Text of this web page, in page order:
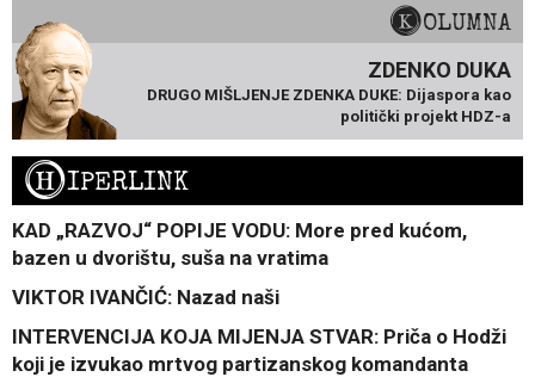
KOLUMNA
ZDENKO DUKA
DRUGO MIŠLJENJE ZDENKA DUKE: Dijaspora kao
politički projekt HDZ-a
HIPERLINK
KAD „RAZVOJ“ POPIJE VODU: More pred kućom,
bazen u dvorištu, suša na vratima
VIKTOR IVANČIĆ: Nazad naši
INTERVENCIJA KOJA MIJENJA STVAR: Priča o Hodži
koji je izvukao mrtvog partizanskog komandanta